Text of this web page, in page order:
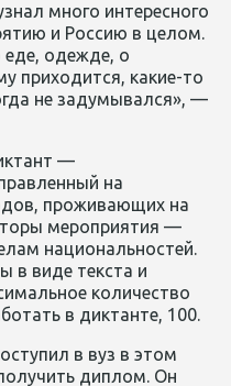
много интересного
и Россию в целом.
одежде, о
приходится, какие-то
не задумывался», —
—
на
проживающих на
ы мероприятия —
национальностей.
в виде текста и
количество
в диктанте, 100.
в вуз в этом
диплом. Он